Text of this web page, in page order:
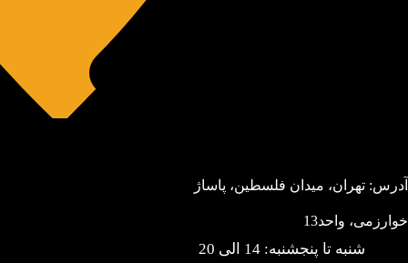
آدرس: تهران، میدان فلسطین، پاساژ
خوارزمی، واحد13
شنبه تا پنجشنبه: 14 الی 20